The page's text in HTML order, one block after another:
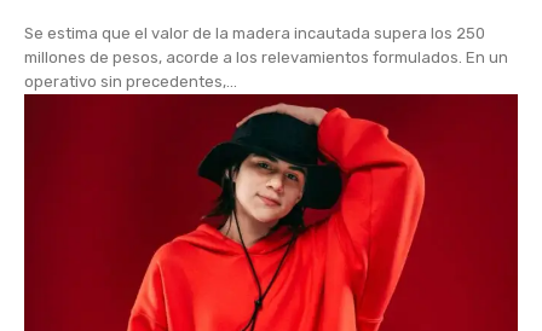
Se estima que el valor de la madera incautada supera los 250
millones de pesos, acorde a los relevamientos formulados. En un
operativo sin precedentes,...